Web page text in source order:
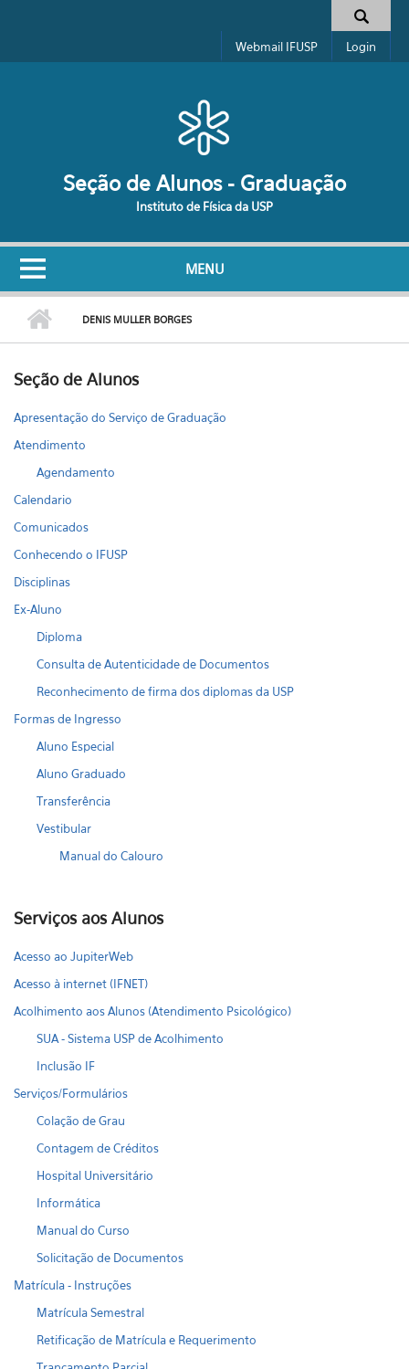
Formulário de busca
Webmail IFUSP Login
Seção de Alunos - Graduação
Instituto de Física da USP
MENU
DENIS MULLER BORGES
Seção de Alunos
Apresentação do Serviço de Graduação
Atendimento
Agendamento
Calendario
Comunicados
Conhecendo o IFUSP
Disciplinas
Ex-Aluno
Diploma
Consulta de Autenticidade de Documentos
Reconhecimento de firma dos diplomas da USP
Formas de Ingresso
Aluno Especial
Aluno Graduado
Transferência
Vestibular
Manual do Calouro
Serviços aos Alunos
Acesso ao JupiterWeb
Acesso à internet (IFNET)
Acolhimento aos Alunos (Atendimento Psicológico)
SUA - Sistema USP de Acolhimento
Inclusão IF
Serviços/Formulários
Colação de Grau
Contagem de Créditos
Hospital Universitário
Informática
Manual do Curso
Solicitação de Documentos
Matrícula - Instruções
Matrícula Semestral
Retificação de Matrícula e Requerimento